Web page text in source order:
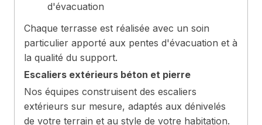
d'évacuation
Chaque terrasse est réalisée avec un soin
particulier apporté aux pentes d'évacuation et à
la qualité du support.
Escaliers extérieurs béton et pierre
Nos équipes construisent des escaliers
extérieurs sur mesure, adaptés aux dénivelés
de votre terrain et au style de votre habitation.